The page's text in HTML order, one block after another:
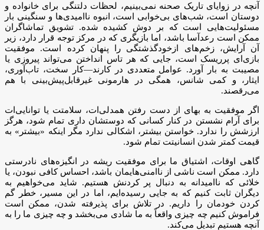
آنچه در زوایای تاریک صحنه نمی‌بینیم، لحظات دلتنگی برای خانواده و
دوستان است، شب‌های بی‌خوابی است، انبوه ناامیدی‌ها و سنگینی بار
مسئولیت‌هایی است که بر دوش کشیده شده. تشویق تماشاگران
ممکن است رعدآسا باشد، اما بازیگری که در مرکز توجه قرار دارد، زیر
آن آرایش، زخم‌های ازخودگذشتگی را پنهان کرده است. موفقیت
بازی‌ای پرریسک است، جایی که هر تاس انداختن می‌تواند پیروزی یا
مصیبت به بار آورد. عوامل متعددی در کارند—کار سخت، تاب‌آوری،
ایثار، و کمی شانس، همگی در هارمونی غیرقابل‌پیش‌بینی با هم
می‌رقصند.
اگر موفقیت به بهای از دست رفتن همدلی‌ات، سلامتت یا توانایی‌ات
برای آرام نشستن در کنار کسانی که دوستشان داری تمام شود، هرگز
ارزشش را ندارد. خواستن بیشتر، اشکالی ندارد مگر اینکه «بیشتر» به
قیمت کمتر شدن انسانیتت تمام شود.
گاهی اوقات، اشتیاق ما برای موفقیت ریشه در انگیزه‌های نادرستی
دارد. ممکن است ناشی از ناامنی‌هایمان باشد، احساس کافی نبودن، یا
خلائی که ناامیدانه به دنبال پر کردنش هستیم. شاید می‌خواهیم به
دیگران ثابت کنیم که به جایی رسیده‌ایم، اما در این مسیر، خطر گم
کردن خودمان را داریم. در تلاش برای پذیرفته شدن، ممکن است
فراموش کنیم چه چیزی واقعاً به ما شادی می‌بخشد و چه چیزی ما را به
آنچه هستیم تبدیل می‌کند.